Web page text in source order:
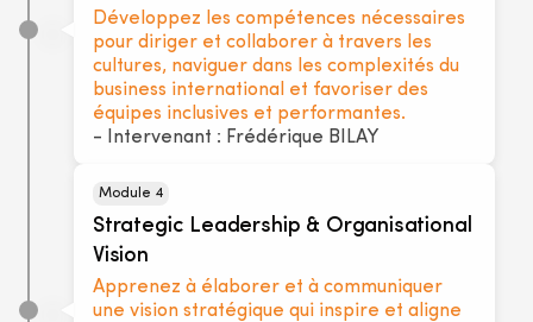
Développez les compétences nécessaires
pour diriger et collaborer à travers les
cultures, naviguer dans les complexités du
business international et favoriser des
équipes inclusives et performantes.
- Intervenant : Frédérique BILAY
Module 4
Strategic Leadership & Organisational
Vision
Apprenez à élaborer et à communiquer
une vision stratégique qui inspire et aligne